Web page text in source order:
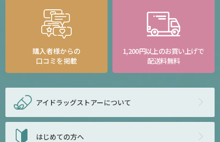
購入者様からの
口コミを掲載
1,200円以上のお買い上げで
配送料無料
アイドラッグストアーについて
はじめての方へ